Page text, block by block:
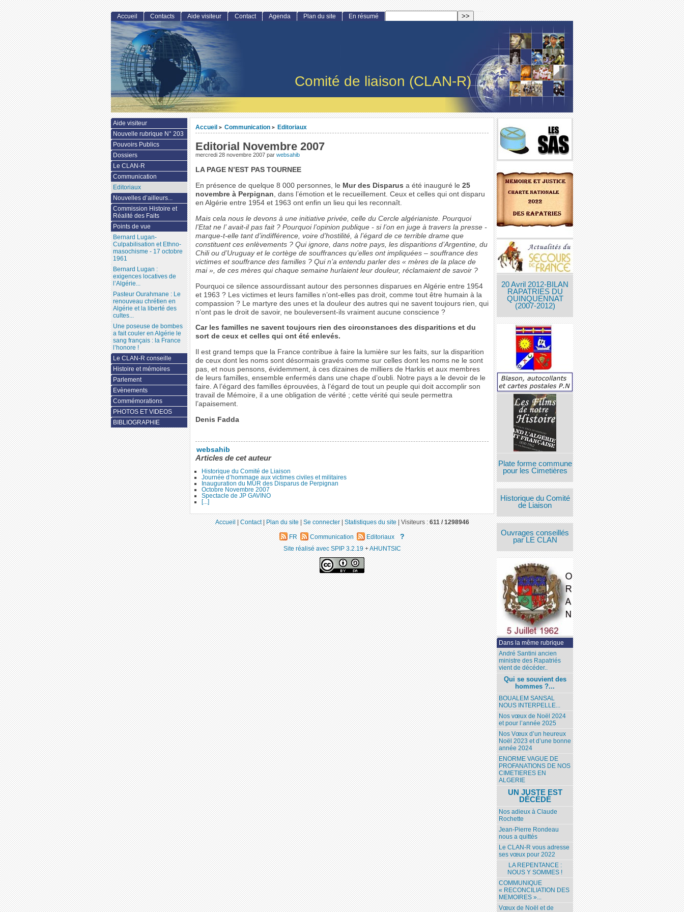
Comité de liaison (CLAN-R)
Accueil > Communication > Editoriaux
Editorial Novembre 2007
mercredi 28 novembre 2007 par websahib
LA PAGE N’EST PAS TOURNEE
En présence de quelque 8 000 personnes, le Mur des Disparus a été inauguré le 25
novembre à Perpignan, dans l’émotion et le recueillement. Ceux et celles qui ont disparu
en Algérie entre 1954 et 1963 ont enfin un lieu qui les reconnaît.
Mais cela nous le devons à une initiative privée, celle du Cercle algérianiste. Pourquoi
l’Etat ne l’ avait-il pas fait ? Pourquoi l’opinion publique - si l’on en juge à travers la presse -
marque-t-elle tant d’indifférence, voire d’hostilité, à l’égard de ce terrible drame que
constituent ces enlèvements ? Qui ignore, dans notre pays, les disparitions d’Argentine, du
Chili ou d’Uruguay et le cortège de souffrances qu’elles ont impliquées – souffrance des
victimes et souffrance des familles ? Qui n’a entendu parler des « mères de la place de
mai », de ces mères qui chaque semaine hurlaient leur douleur, réclamaient de savoir ?
Pourquoi ce silence assourdissant autour des personnes disparues en Algérie entre 1954
et 1963 ? Les victimes et leurs familles n’ont-elles pas droit, comme tout être humain à la
compassion ? Le martyre des unes et la douleur des autres qui ne savent toujours rien, qui
n’ont pas le droit de savoir, ne bouleversent-ils vraiment aucune conscience ?
Car les familles ne savent toujours rien des circonstances des disparitions et du
sort de ceux et celles qui ont été enlevés.
Il est grand temps que la France contribue à faire la lumière sur les faits, sur la disparition
de ceux dont les noms sont désormais gravés comme sur celles dont les noms ne le sont
pas, et nous pensons, évidemment, à ces dizaines de milliers de Harkis et aux membres
de leurs familles, ensemble enfermés dans une chape d’oubli. Notre pays a le devoir de le
faire. A l’égard des familles éprouvées, à l’égard de tout un peuple qui doit accomplir son
travail de Mémoire, il a une obligation de vérité ; cette vérité qui seule permettra
l’apaisement.
Denis Fadda
websahib
Articles de cet auteur
Historique du Comité de Liaison
Journée d’hommage aux victimes civiles et militaires
Inauguration du MUR des Disparus de Perpignan
Octobre Novembre 2007
Spectacle de JP GAVINO
[...]
20 Avril 2012-BILAN
RAPATRIES DU
QUINQUENNAT
(2007-2012)
Plate forme commune
pour les Cimetières
Historique du Comité
de Liaison
Ouvrages conseillés
par LE CLAN
Dans la même rubrique
André Santini ancien
ministre des Rapatriés
vient de décéder..
Qui se souvient des
hommes ?...
BOUALEM SANSAL
NOUS INTERPELLE...
Nos vœux de Noël 2024
et pour l’année 2025
Nos Vœux d’un heureux
Noël 2023 et d’une bonne
année 2024
ENORME VAGUE DE
PROFANATIONS DE NOS
CIMETIERES EN
ALGERIE
UN JUSTE EST
DÉCÉDÉ
Nos adieux à Claude
Rochette
Jean-Pierre Rondeau
nous a quittés
Le CLAN-R vous adresse
ses vœux pour 2022
LA REPENTANCE :
NOUS Y SOMMES !
COMMUNIQUE
« RECONCILIATION DES
MEMOIRES »...
Vœux de Noël et de
Accueil Contacts Aide visiteur Contact Agenda Plan du site En résumé
Aide visiteur
Nouvelle rubrique N° 203
Pouvoirs Publics
Dossiers
Le CLAN-R
Communication
Editoriaux
Nouvelles d’ailleurs...
Commission Histoire et
Réalité des Faits
Points de vue
Bernard Lugan-
Culpabilisation et Ethno-
masochisme - 17 octobre
1961
Bernard Lugan :
exigences locatives de
l’Algérie...
Pasteur Ourahmane : Le
renouveau chrétien en
Algérie et la liberté des
cultes...
Une poseuse de bombes
a fait couler en Algérie le
sang français : la France
l’honore !
Le CLAN-R conseille
Histoire et mémoires
Parlement
Evènements
Commémorations
PHOTOS ET VIDEOS
BIBLIOGRAPHIE
Accueil|Contact|Plan du site|Se connecter|Statistiques du site|Visiteurs :611 / 1298946
FR Communication Editoriaux ?
Site réalisé avec SPIP 3.2.19+AHUNTSIC